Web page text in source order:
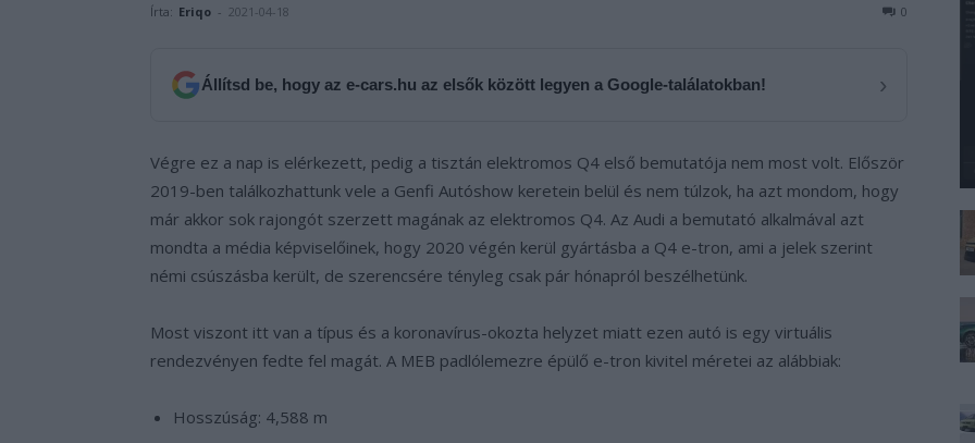
Írta: Eriqo - 2021-04-18 0
Állítsd be, hogy az e-cars.hu az elsők között legyen a Google-találatokban! ›
Végre ez a nap is elérkezett, pedig a tisztán elektromos Q4 első bemutatója nem most volt. Először
2019-ben találkozhattunk vele a Genfi Autóshow keretein belül és nem túlzok, ha azt mondom, hogy
már akkor sok rajongót szerzett magának az elektromos Q4. Az Audi a bemutató alkalmával azt
mondta a média képviselőinek, hogy 2020 végén kerül gyártásba a Q4 e-tron, ami a jelek szerint
némi csúszásba került, de szerencsére tényleg csak pár hónapról beszélhetünk.
Most viszont itt van a típus és a koronavírus-okozta helyzet miatt ezen autó is egy virtuális
rendezvényen fedte fel magát. A MEB padlólemezre épülő e-tron kivitel méretei az alábbiak:
Hosszúság: 4,588 m